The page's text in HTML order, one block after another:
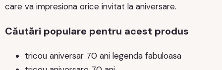
care va impresiona orice invitat la aniversare.
Căutări populare pentru acest produs
tricou aniversar 70 ani legenda fabuloasa